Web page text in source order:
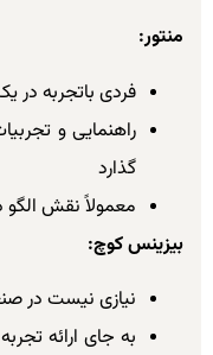
منتور:
فردی باتجربه
راهنمایی و
گذارد
معمولاً نقش الگو
بیزینس کوچ:
نیازی نیست
به جای ارائه